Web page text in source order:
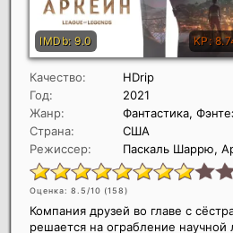
Качество:
HDrip
Год:
2021
Жанр:
Фантастика,
Страна:
США
Режиссер:
Паскаль Шаррю,
Оценка: 8.5/10 (158)
Компания друзей во главе с
решается на ограбление научной